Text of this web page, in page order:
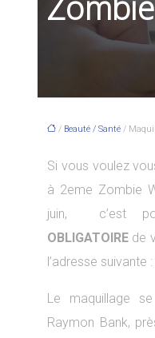
/ Beauté / Santé /
Si vous voulez
à 2eme Zombie
juin, c’est
OBLIGATOIRE de
l’adresse
Le maquillage
Raymon Bank,